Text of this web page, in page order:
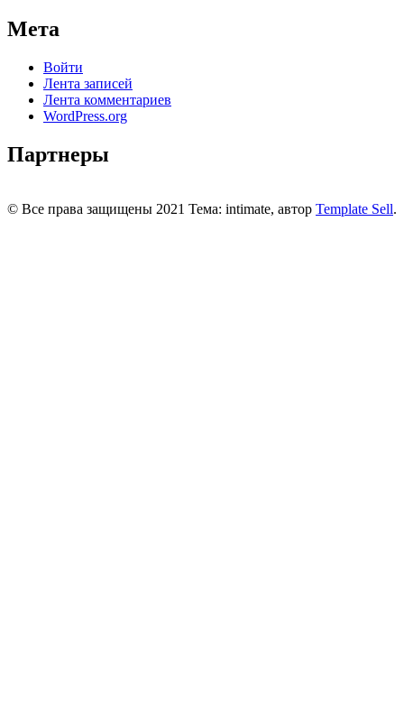
Мета
Войти
Лента записей
Лента комментариев
WordPress.org
Партнеры
© Все права защищены 2021 Тема: intimate, автор Template Sell.